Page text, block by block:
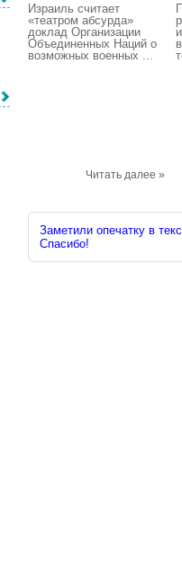
Израиль считает
«театром абсурда»
доклад Организации
Объединенных Наций о
возможных военных ...
Читать далее »
Заметили опечатку в
Спасибо!